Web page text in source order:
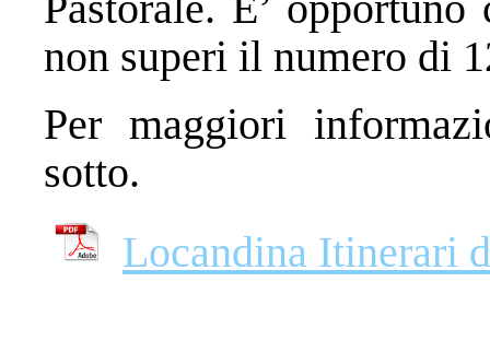
non superi il numero di
Per maggiori
sotto.
Locandina Itinerari